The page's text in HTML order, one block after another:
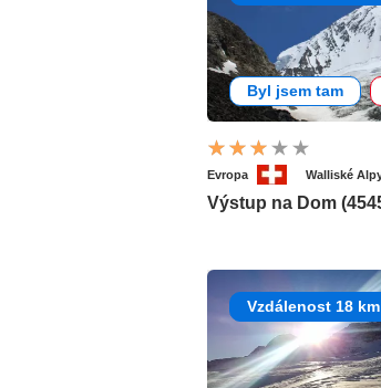
Byl jsem tam
Evropa Walliské
Výstup na Dom
Vzdálenost 18 km